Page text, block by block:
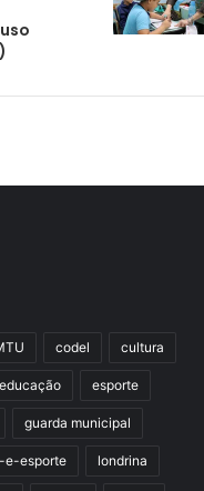
codel cultura
educação esporte
guarda municipal
e-esporte londrina